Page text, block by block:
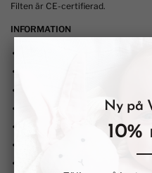
Filten är CE-certifierad.
INFORMATION
OKOTEX-100 CLASS1
Ny på